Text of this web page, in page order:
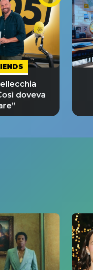
doveva